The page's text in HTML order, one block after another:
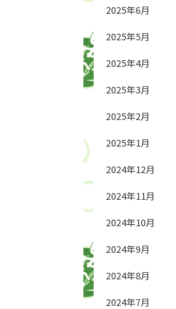
2025年6月
2025年5月
2025年4月
2025年3月
2025年2月
2025年1月
2024年12月
2024年11月
2024年10月
2024年9月
2024年8月
2024年7月